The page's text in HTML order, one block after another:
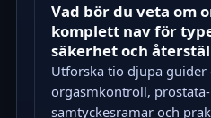
Vad bör du veta om
komplett nav för
säkerhet och
Utforska tio djupa guider
orgasmkontroll, prostata-
samtyckesramar och